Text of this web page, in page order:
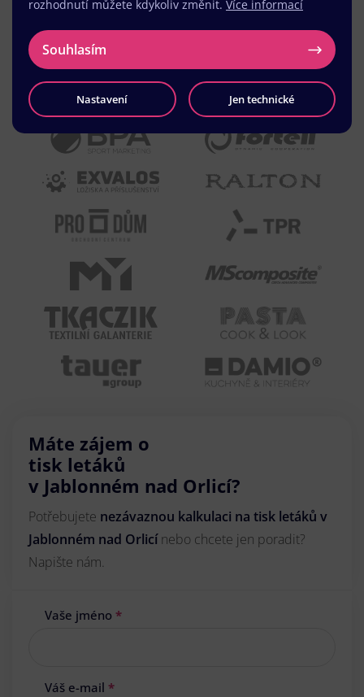
Máte zájem o
tisk letáků
v Jablonném nad Orlicí?
Potřebujete nezávaznou kalkulaci na tisk letáků v
Jablonném nad Orlicínebo chcete jen poradit?
Napište nám.
Vaše jméno *
Váš e-mail *
rozhodnutí můžete kdykoliv změnit. Více informací
Souhlasím
Nastavení Jen technické